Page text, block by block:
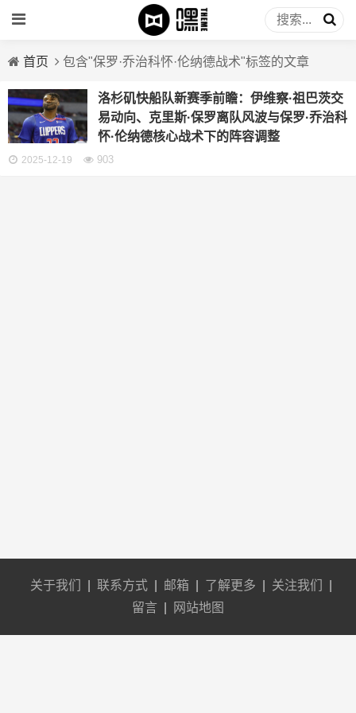
首页 包含"保罗·乔治科怀·伦纳德战术"标签的文章
洛杉矶快船队新赛季前瞻：伊维察·祖巴茨交
易动向、克里斯·保罗离队风波与保罗·乔治科
怀·伦纳德核心战术下的阵容调整
2025-12-19 903
关于我们 联系方式 邮箱 了解更多 关注我们
留言
网站地图